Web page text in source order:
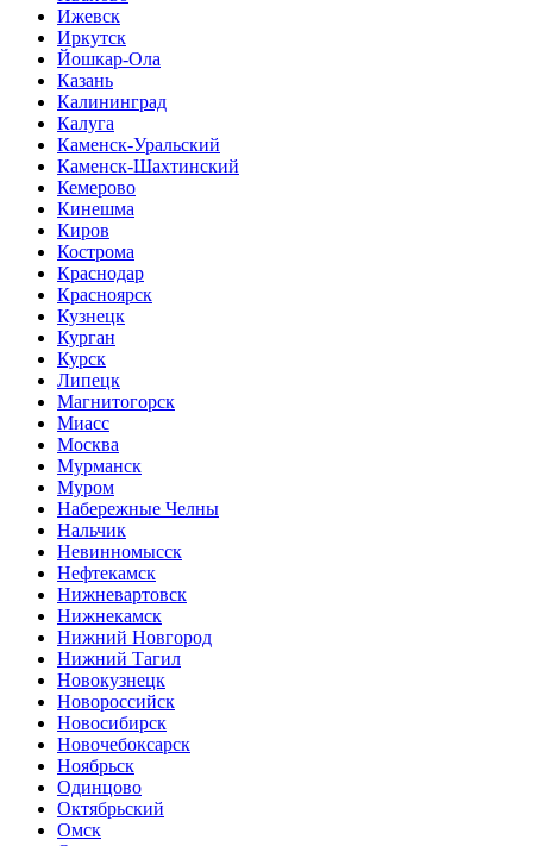
Ижевск
Иркутск
Йошкар-Ола
Казань
Калининград
Калуга
Каменск-Уральский
Каменск-Шахтинский
Кемерово
Кинешма
Киров
Кострома
Краснодар
Красноярск
Кузнецк
Курган
Курск
Липецк
Магнитогорск
Миасс
Москва
Мурманск
Муром
Набережные Челны
Нальчик
Невинномысск
Нефтекамск
Нижневартовск
Нижнекамск
Нижний Новгород
Нижний Тагил
Новокузнецк
Новороссийск
Новосибирск
Новочебоксарск
Ноябрьск
Одинцово
Октябрьский
Омск